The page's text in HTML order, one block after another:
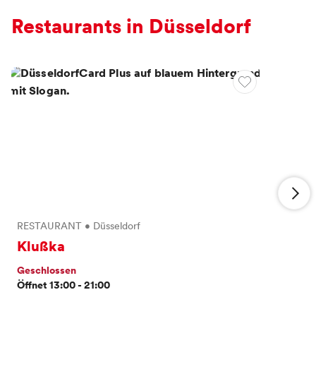
Restaurants in Düsseldorf
RESTAURANT • Düsseldorf
Klußka
Geschlossen
Öffnet 13:00 - 21:00